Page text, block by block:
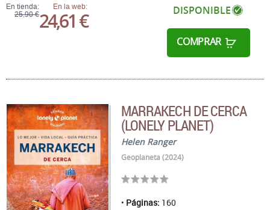
En tienda:
25,90 €
En la web:
24,61 € DISPONIBLE
COMPRAR
MARRAKECH DE CERCA
(LONELY PLANET)
Helen Ranger
Geoplaneta (2024)
Páginas: 160